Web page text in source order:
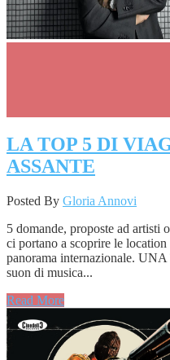
LA TOP 5 DI
ASSANTE
Posted By Gloria Annovi
5 domande, proposte ad artisti
ci portano a scoprire le
panorama internazionale.
suon di musica...
Read More